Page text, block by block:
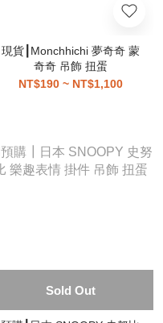
現貨┃Monchhichi 夢奇奇 蒙
奇奇 吊飾 扭蛋
NT$190 ~ NT$1,100
Sold Out